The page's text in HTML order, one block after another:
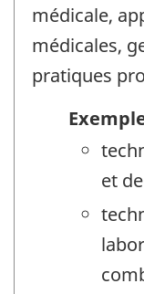
médicale,
médicales,
pratiques
et